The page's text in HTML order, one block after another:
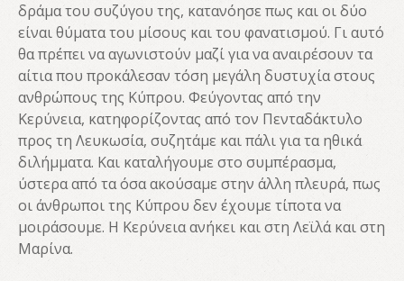
δράμα του συζύγου της, κατανόησε πως και οι δύο
είναι θύματα του μίσους και του φανατισμού. Γι αυτό
θα πρέπει να αγωνιστούν μαζί για να αναιρέσουν τα
αίτια που προκάλεσαν τόση μεγάλη δυστυχία στους
ανθρώπους της Κύπρου. Φεύγοντας από την
Κερύνεια, κατηφορίζοντας από τον Πενταδάκτυλο
προς τη Λευκωσία, συζητάμε και πάλι για τα ηθικά
διλήμματα. Και καταλήγουμε στο συμπέρασμα,
ύστερα από τα όσα ακούσαμε στην άλλη πλευρά, πως
οι άνθρωποι της Κύπρου δεν έχουμε τίποτα να
μοιράσουμε. Η Κερύνεια ανήκει και στη Λεϊλά και στη
Μαρίνα.